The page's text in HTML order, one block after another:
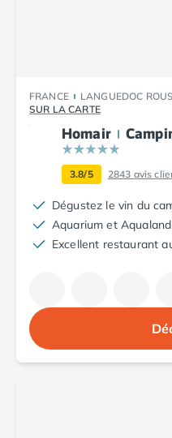
Camping Ouistreham
Camping Manche
Camping Mont Saint
Camping Bretagne
Camping Côtes d'Armor
Camping Erquy
Camping Saint-Cast-le-
Camping Finistère
Camping Concarneau
Camping Douarnenez
Camping Fouesnant
FRANCE LANGUEDOC
SUR LA CARTE
Homair
3.8/5 2843 avis
Dégustez le vin du
Aquarium et
Excellent restaurant